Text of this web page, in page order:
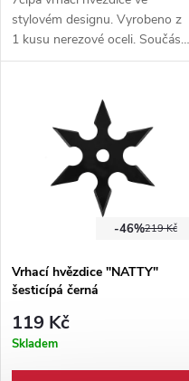
stylovém designu. Vyrobeno z
1 kusu nerezové oceli. Součástí
hvězdice je nylonové pouzdro.
219 Kč
-46%
Vrhací hvězdice "NATTY"
šesticípá černá
119 Kč
Skladem